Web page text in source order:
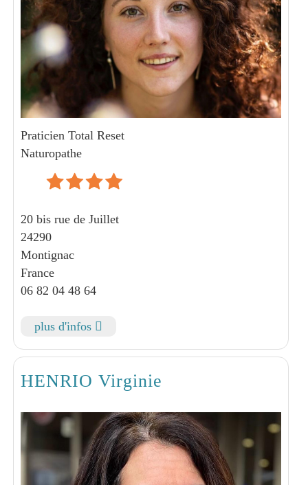
Praticien Total Reset
Naturopathe
20 bis rue de Juillet
24290
Montignac
France
06 82 04 48 64
plus d'infos
HENRIO Virginie